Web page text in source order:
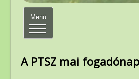
Navigáció
váltása
Menü
Elérhetőség
Magunkról
A PTSZ mai